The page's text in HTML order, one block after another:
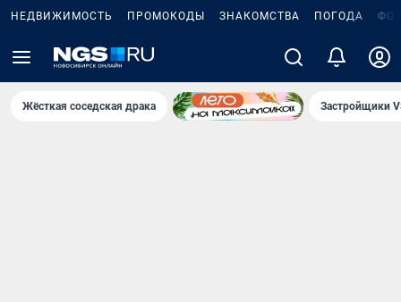
НЕДВИЖИМОСТЬ ПРОМОКОДЫ ЗНАКОМСТВА ПОГОДА
Жёсткая соседская драка Застройщики